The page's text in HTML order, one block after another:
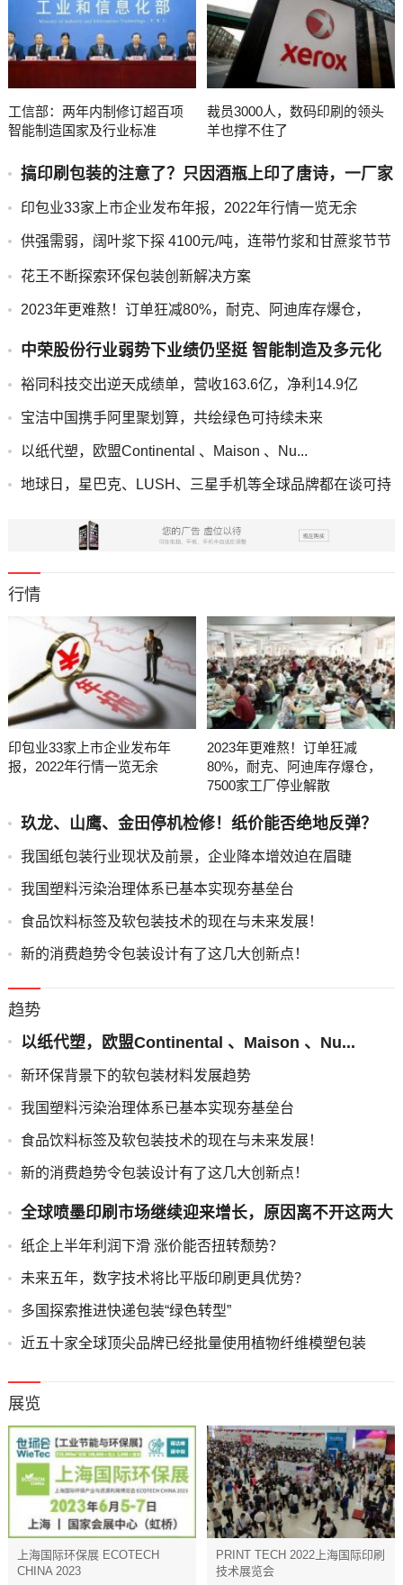
工信部：两年内制修订超百项
智能制造国家及行业标准
裁员3000人，数码印刷的领头
羊也撑不住了
搞印刷包装的注意了？只因酒瓶上印了唐诗，一厂家
印包业33家上市企业发布年报，2022年行情一览无余
供强需弱，阔叶浆下探 4100元/吨，连带竹浆和甘蔗浆节节
花王不断探索环保包装创新解决方案
2023年更难熬！订单狂减80%，耐克、阿迪库存爆仓，
中荣股份行业弱势下业绩仍坚挺 智能制造及多元化
裕同科技交出逆天成绩单，营收163.6亿，净利14.9亿
宝洁中国携手阿里聚划算，共绘绿色可持续未来
以纸代塑，欧盟Continental 、Maison 、Nu...
地球日，星巴克、LUSH、三星手机等全球品牌都在谈可持
行情
印包业33家上市企业发布年
报，2022年行情一览无余
2023年更难熬！订单狂减
80%，耐克、阿迪库存爆仓，
7500家工厂停业解散
玖龙、山鹰、金田停机检修！纸价能否绝地反弹？
我国纸包装行业现状及前景，企业降本增效迫在眉睫
我国塑料污染治理体系已基本实现夯基垒台
食品饮料标签及软包装技术的现在与未来发展！
新的消费趋势令包装设计有了这几大创新点！
趋势
以纸代塑，欧盟Continental 、Maison 、Nu...
新环保背景下的软包装材料发展趋势
我国塑料污染治理体系已基本实现夯基垒台
食品饮料标签及软包装技术的现在与未来发展！
新的消费趋势令包装设计有了这几大创新点！
全球喷墨印刷市场继续迎来增长，原因离不开这两大
要素
纸企上半年利润下滑 涨价能否扭转颓势？
未来五年，数字技术将比平版印刷更具优势？
多国探索推进快递包装“绿色转型”
近五十家全球顶尖品牌已经批量使用植物纤维模塑包装
展览
上海国际环保展 ECOTECH
CHINA 2023
PRINT TECH 2022上海国际印刷
技术展览会